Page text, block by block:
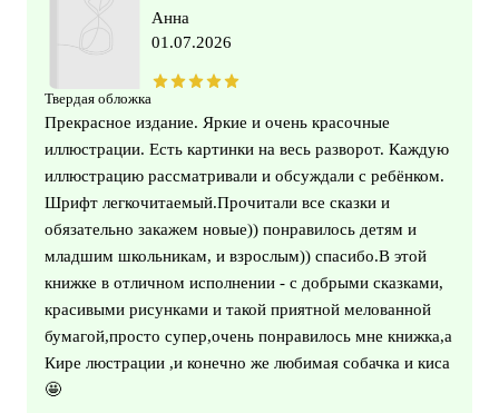
Твердая обложка
Анна
01.07.2026
Прекрасное издание. Яркие и очень красочные
иллюстрации. Есть картинки на весь разворот. Каждую
иллюстрацию рассматривали и обсуждали с ребёнком.
Шрифт легкочитаемый.Прочитали все сказки и
обязательно закажем новые)) понравилось детям и
младшим школьникам, и взрослым)) спасибо.В этой
книжке в отличном исполнении - с добрыми сказками,
красивыми рисунками и такой приятной мелованной
бумагой,просто супер,очень понравилось мне книжка,а
Кире люстрации ,и конечно же любимая собачка и киса
🤩